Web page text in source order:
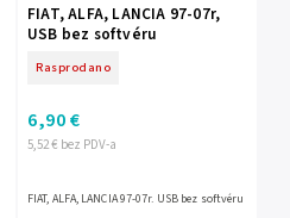
FIAT, ALFA, LANCIA 97-07r,
USB bez softvéru
Rasprodano
5,52 € bez PDV-a
6,90 €
FIAT, ALFA, LANCIA 97-07r. USB bez softvéru